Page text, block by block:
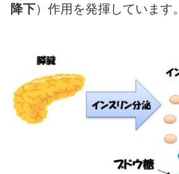
降下）作用を発揮しています。